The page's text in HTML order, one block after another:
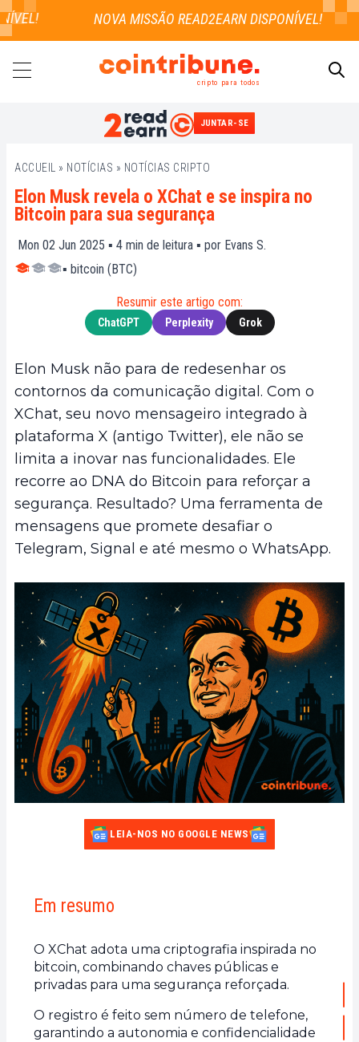
cripto para todos
JUNTAR-SE
ACCUEIL » NOTÍCIAS » NOTÍCIAS CRIPTO
Elon Musk revela o XChat e se inspira no
Bitcoin para sua segurança
Mon 02 Jun 2025 ▪ 4 min de leitura ▪ por Evans S.
▪ bitcoin (BTC)
Resumir este artigo com:
ChatGPT Perplexity Grok
Elon Musk não para de redesenhar os
contornos da comunicação digital. Com o
XChat, seu novo mensageiro integrado à
plataforma X (antigo Twitter), ele não se
limita a inovar nas funcionalidades. Ele
recorre ao DNA do Bitcoin para reforçar a
segurança. Resultado? Uma ferramenta de
mensagens que promete desafiar o
Telegram, Signal e até mesmo o WhatsApp.
LEIA-NOS NO GOOGLE NEWS
Em resumo
O XChat adota uma criptografia inspirada no
bitcoin, combinando chaves públicas e
privadas para uma segurança reforçada.
O registro é feito sem número de telefone,
garantindo a autonomia e confidencialidade